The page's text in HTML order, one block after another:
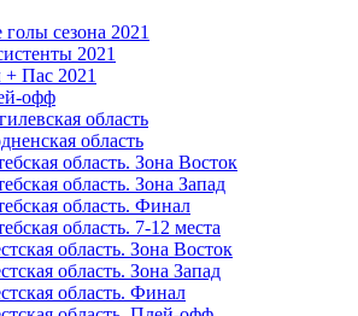
голы сезона 2021
2021
+ Пас 2021
офф
область
область
область. Зона Восток
область. Зона Запад
область. Финал
область. 7-12 места
область. Зона Восток
область. Зона Запад
область. Финал